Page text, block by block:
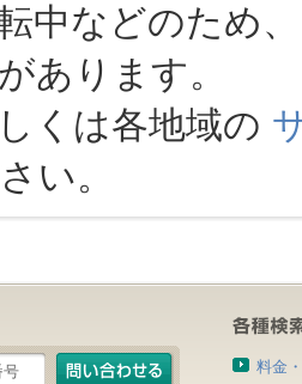
中などのため
あります。
くは各地域の
い。
料金